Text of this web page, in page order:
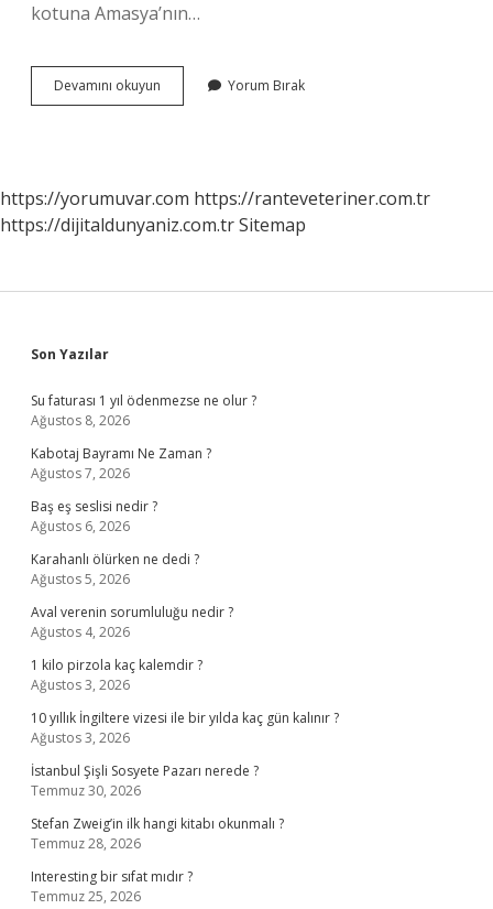
kotuna Amasya’nın…
Devamını okuyun
Ağacı
Yorum Bırak
https://yorumuvar.com https://ranteveteriner.com.tr
https://dijitaldunyaniz.com.trSitemap
Sidebar
Son Yazılar
Su faturası 1 yıl ödenmezse ne olur ?
Ağustos 8, 2026
Kabotaj Bayramı Ne Zaman ?
Ağustos 7, 2026
Baş eş seslisi nedir ?
Ağustos 6, 2026
Karahanlı ölürken ne dedi ?
Ağustos 5, 2026
Aval verenin sorumluluğu nedir ?
Ağustos 4, 2026
1 kilo pirzola kaç kalemdir ?
Ağustos 3, 2026
10 yıllık İngiltere vizesi ile bir yılda kaç gün kalınır ?
Ağustos 3, 2026
İstanbul Şişli Sosyete Pazarı nerede ?
Temmuz 30, 2026
Stefan Zweig’in ilk hangi kitabı okunmalı ?
Temmuz 28, 2026
Interesting bir sıfat mıdır ?
Temmuz 25, 2026